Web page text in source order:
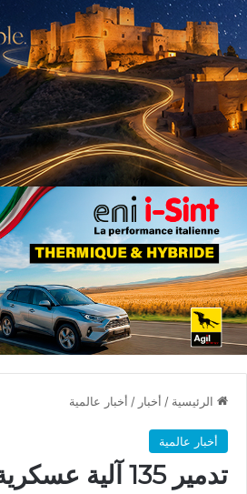
الرئيسية / أخبار / أخبار عالمية
أخبار عالمية
تدمير 135 آلية عسكرية إسرائيلية